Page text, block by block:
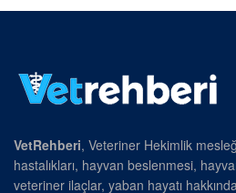
VetRehberi, Veteriner Hekimlik
hastalıkları, hayvan beslenmesi,
veteriner ilaçlar, yaban hayatı